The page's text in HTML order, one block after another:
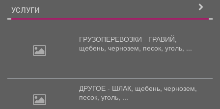
УСЛУГИ
ГРУЗОПЕРЕВОЗКИ - ГРАВИЙ,
щебень, чернозем, песок, уголь, ...
ДРУГОЕ - ШЛАК, щебень, чернозем,
песок, уголь, ...